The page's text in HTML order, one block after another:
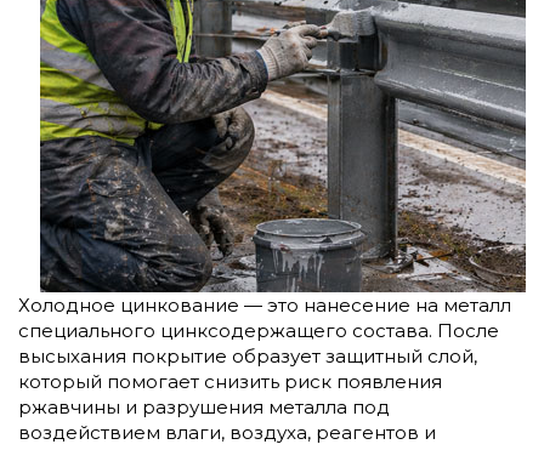
Холодное цинкование — это нанесение на металл
специального цинксодержащего состава. После
высыхания покрытие образует защитный слой,
который помогает снизить риск появления
ржавчины и разрушения металла под
воздействием влаги, воздуха, реагентов и